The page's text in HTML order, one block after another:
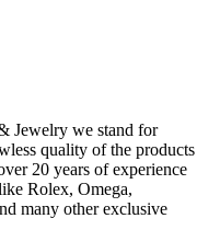
Jewelry we stand for
quality of the products
20 years of experience
Rolex, Omega,
many other exclusive